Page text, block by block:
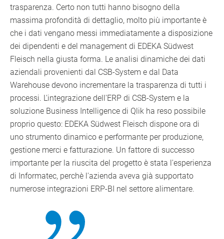
trasparenza. Certo non tutti hanno bisogno della
massima profondità di dettaglio, molto più importante è
che i dati vengano messi immediatamente a disposizione
dei dipendenti e del management di EDEKA Südwest
Fleisch nella giusta forma. Le analisi dinamiche dei dati
aziendali provenienti dal CSB-System e dal Data
Warehouse devono incrementare la trasparenza di tutti i
processi. L'integrazione dell'ERP di CSB-System e la
soluzione Business Intelligence di Qlik ha reso possibile
proprio questo: EDEKA Südwest Fleisch dispone ora di
uno strumento dinamico e performante per produzione,
gestione merci e fatturazione. Un fattore di successo
importante per la riuscita del progetto è stata l'esperienza
di Informatec, perchè l'azienda aveva già supportato
numerose integrazioni ERP-BI nel settore alimentare.